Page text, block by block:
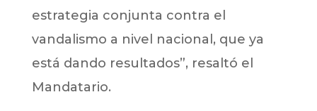
estrategia conjunta contra el
vandalismo a nivel nacional, que ya
está dando resultados”, resaltó el
Mandatario.